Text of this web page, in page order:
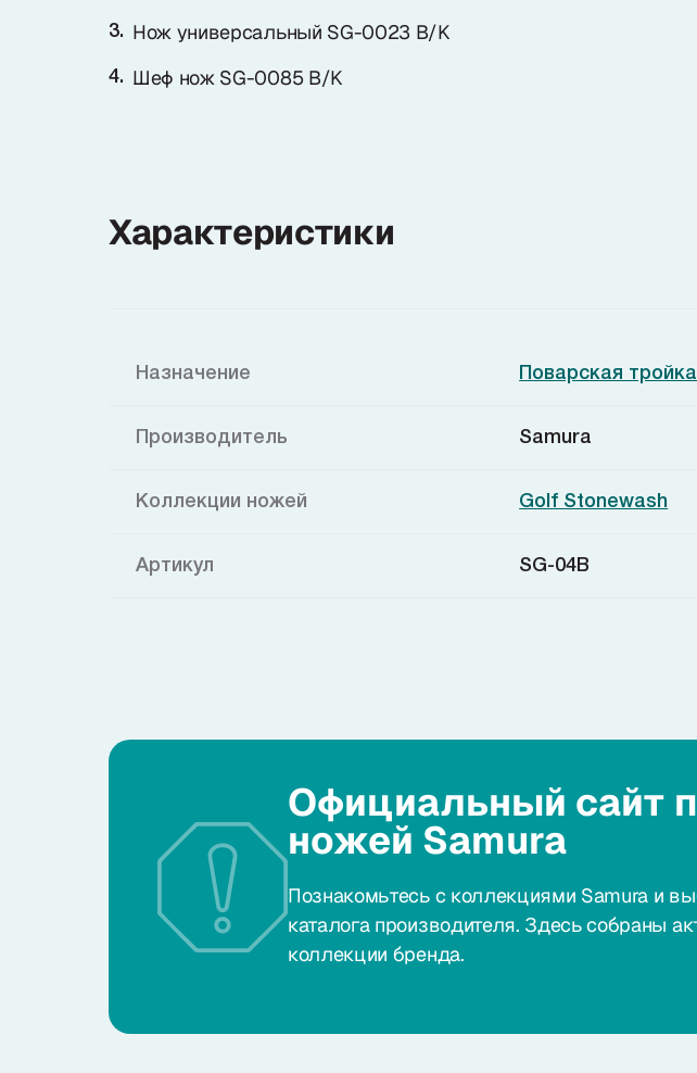
Нож универсальный SG-0023 B/K
Шеф нож SG-0085 B/K
Характеристики
Назначение Поварская тройка
Производитель Samura
Коллекции ножей Golf Stonewash
Артикул SG-04B
Официальный сайт
ножей Samura
Познакомьтесь с коллекциями Samura и
каталога производителя. Здесь собраны
коллекции бренда.